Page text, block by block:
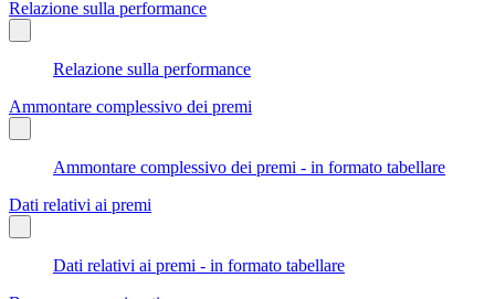
Relazione sulla performance
Relazione sulla performance
Ammontare complessivo dei premi
Ammontare complessivo dei premi - in formato tabellare
Dati relativi ai premi
Dati relativi ai premi - in formato tabellare